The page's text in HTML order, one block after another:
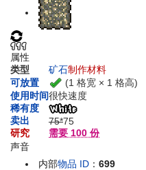
属性
类型
矿石制作材料
可放置
(1 格宽 × 1 格高)
使用时间很快速度
稀有度
卖出
75*75
研究
需要 100 份
声音
内部物品 ID ：699